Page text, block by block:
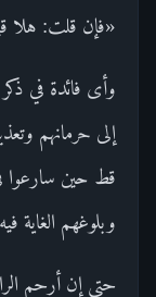
«فإن قلت: هلا
وأى فائدة في
إلى حرمانهم
قط حين سارعوا
وبلوغهم الغاية
حتى إن أرحم